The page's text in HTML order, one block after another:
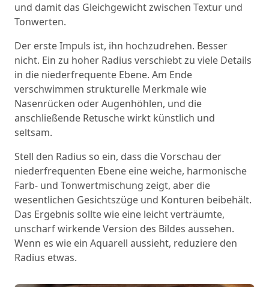
und damit das Gleichgewicht zwischen Textur und
Tonwerten.
Der erste Impuls ist, ihn hochzudrehen. Besser
nicht. Ein zu hoher Radius verschiebt zu viele Details
in die niederfrequente Ebene. Am Ende
verschwimmen strukturelle Merkmale wie
Nasenrücken oder Augenhöhlen, und die
anschließende Retusche wirkt künstlich und
seltsam.
Stell den Radius so ein, dass die Vorschau der
niederfrequenten Ebene eine weiche, harmonische
Farb- und Tonwertmischung zeigt, aber die
wesentlichen Gesichtszüge und Konturen beibehält.
Das Ergebnis sollte wie eine leicht verträumte,
unscharf wirkende Version des Bildes aussehen.
Wenn es wie ein Aquarell aussieht, reduziere den
Radius etwas.